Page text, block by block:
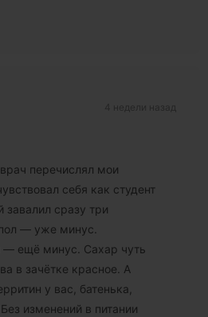
перечислял мои
себя как студент
завалил сразу три
— уже минус.
— ещё минус. Сахар чуть
в зачётке красное. А
у вас, батенька,
изменений в питании